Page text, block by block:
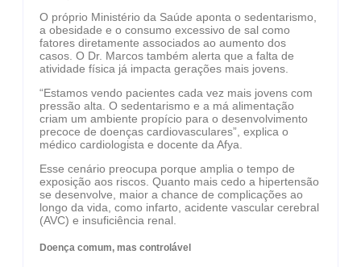
O próprio Ministério da Saúde aponta o sedentarismo,
a obesidade e o consumo excessivo de sal como
fatores diretamente associados ao aumento dos
casos. O Dr. Marcos também alerta que a falta de
atividade física já impacta gerações mais jovens.
“Estamos vendo pacientes cada vez mais jovens com
pressão alta. O sedentarismo e a má alimentação
criam um ambiente propício para o desenvolvimento
precoce de doenças cardiovasculares”, explica o
médico cardiologista e docente da Afya.
Esse cenário preocupa porque amplia o tempo de
exposição aos riscos. Quanto mais cedo a hipertensão
se desenvolve, maior a chance de complicações ao
longo da vida, como infarto, acidente vascular cerebral
(AVC) e insuficiência renal.
Doença comum, mas controlável